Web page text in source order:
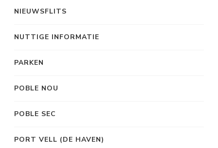
NIEUWSFLITS
NUTTIGE INFORMATIE
PARKEN
POBLE NOU
POBLE SEC
PORT VELL (DE HAVEN)